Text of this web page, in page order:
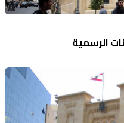
الرسمية